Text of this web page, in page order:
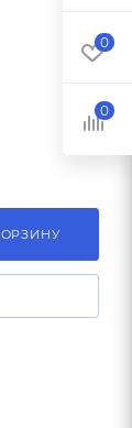
0
0